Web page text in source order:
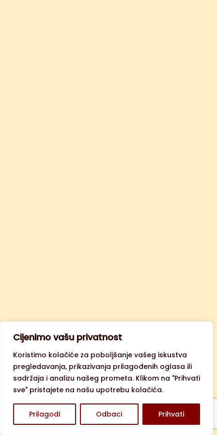
Cijenimo vašu privatnost
Koristimo kolačiće za poboljšanje vašeg iskustva
pregledavanja, prikazivanja prilagođenih oglasa ili
sadržaja i analizu našeg prometa. Klikom na "Prihvati
sve" pristajete na našu upotrebu kolačića.
Prilagodi Odbaci Prihvati